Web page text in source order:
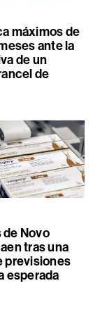
máximos de
ante la
de un
de
Novo
tras una
previsiones
esperada